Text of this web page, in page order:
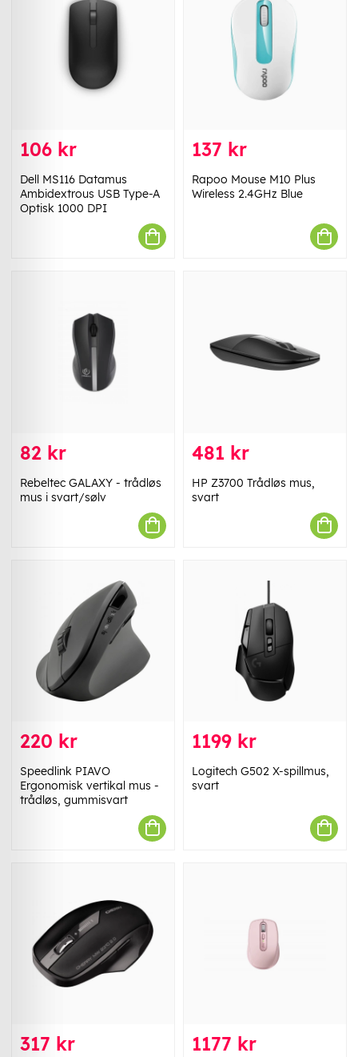
106 kr
Dell MS116 Datamus
Ambidextrous USB Type-A
Optisk 1000 DPI
137 kr
Rapoo Mouse M10 Plus
Wireless 2.4GHz Blue
82 kr
Rebeltec GALAXY - trådløs
mus i svart/sølv
481 kr
HP Z3700 Trådløs mus,
svart
220 kr
Speedlink PIAVO
Ergonomisk vertikal mus -
trådløs, gummisvart
1199 kr
Logitech G502 X-spillmus,
svart
317 kr 1177 kr